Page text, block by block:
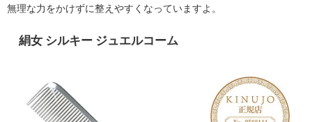
無理な力をかけずに整えやすくなっていますよ。
絹女 シルキー ジュエルコーム